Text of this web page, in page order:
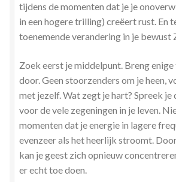
tijdens de momenten dat je je
in een hogere trilling) creëert rust. En
toenemende verandering in je bewust
Zoek eerst je middelpunt. Breng
door. Geen stoorzenders om je heen,
met jezelf. Wat zegt je hart? Spreek
voor de vele zegeningen in je leven.
momenten dat je energie in lagere
evenzeer als het heerlijk stroomt.
kan je geest zich opnieuw
er echt toe doen.